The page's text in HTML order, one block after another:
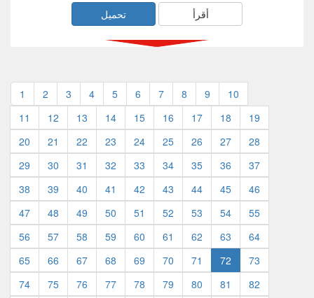
أقرأ تحميل
1 2 3 4 5 6 7 8 9
10
11
12 13 14 15 16 17 18
19
20
21 22 23 24 25 26 27
28
29
30 31 32 33 34 35 36
37
38
39 40 41 42 43 44 45
46
47
48 49 50 51 52 53 54
55
56
57 58 59 60 61 62 63
64
65
66 67 68 69 70 71 72
73
74
75 76 77 78 79 80 81
82